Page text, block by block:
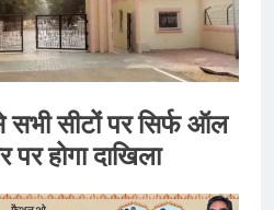
सीटों पर सिर्फ ऑल
होगा दाखिला